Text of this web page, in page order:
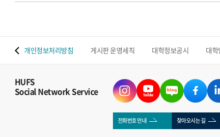
개인정보처리방침 게시판 운영세칙 대학정보공시 대
HUFS
Social Network Service
전화번호 안내 찾아오시는 길